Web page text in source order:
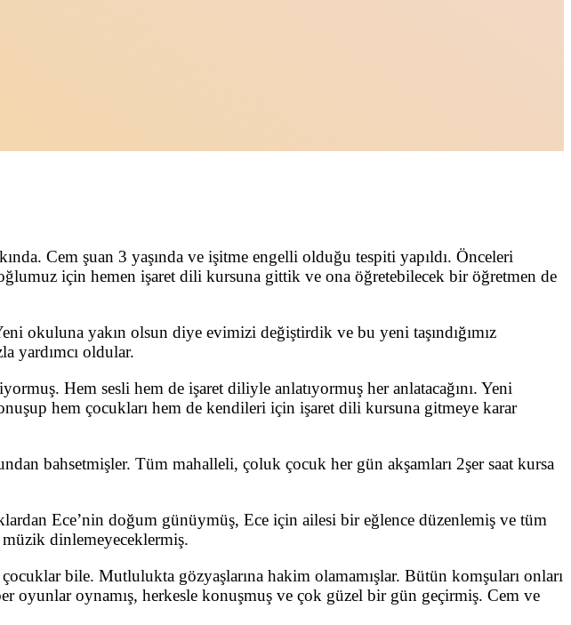
Cem şuan 3 yaşında ve işitme engelli olduğu tespiti yapıldı. Önceleri
için hemen işaret dili kursuna gittik ve ona öğretebilecek bir öğretmen de
okuluna yakın olsun diye evimizi değiştirdik ve bu yeni taşındığımız
yardımcı oldular.
Hem sesli hem de işaret diliyle anlatıyormuş her anlatacağını. Yeni
hem çocukları hem de kendileri için işaret dili kursuna gitmeye karar
bahsetmişler. Tüm mahalleli, çoluk çocuk her gün akşamları 2şer saat kursa
Ece’nin doğum günüymüş, Ece için ailesi bir eğlence düzenlemiş ve tüm
dinlemeyeceklermiş.
bile. Mutlulukta gözyaşlarına hakim olamamışlar. Bütün komşuları onları
oyunlar oynamış, herkesle konuşmuş ve çok güzel bir gün geçirmiş. Cem ve